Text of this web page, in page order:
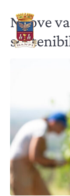
Nuove